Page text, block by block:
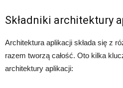
Składniki architektury
Architektura aplikacji składa się z
razem tworzą całość. Oto kilka
architektury aplikacji: